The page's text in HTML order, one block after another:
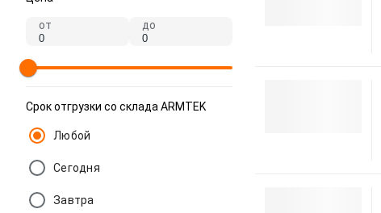
от до
Срок отгрузки со склада ARMTEK
Любой
Сегодня
Завтра